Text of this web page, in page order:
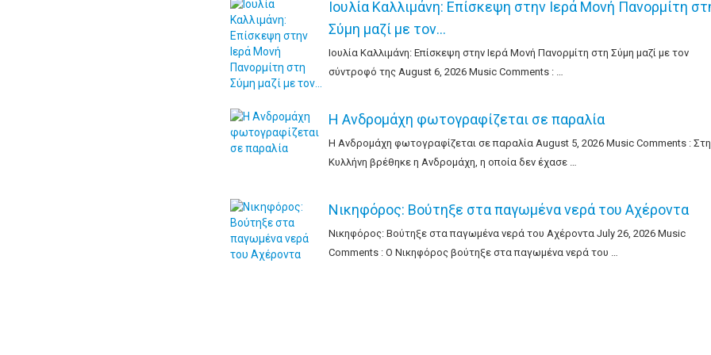
Ιουλία Καλλιμάνη: Επίσκεψη στην Ιερά Μονή Πανορμίτη
Σύμη μαζί με τον…
Ιουλία Καλλιμάνη: Επίσκεψη στην Ιερά Μονή Πανορμίτη στη Σύμη μαζί με τον
σύντροφό της August 6, 2026 Music Comments : …
Η Ανδρομάχη φωτογραφίζεται σε παραλία
Η Ανδρομάχη φωτογραφίζεται σε παραλία August 5, 2026 Music Comments :
Κυλλήνη βρέθηκε η Ανδρομάχη, η οποία δεν έχασε …
Νικηφόρος: Βούτηξε στα παγωμένα νερά του Αχέροντα
Νικηφόρος: Βούτηξε στα παγωμένα νερά του Αχέροντα July 26, 2026 Music
Comments : Ο Νικηφόρος βούτηξε στα παγωμένα νερά του …